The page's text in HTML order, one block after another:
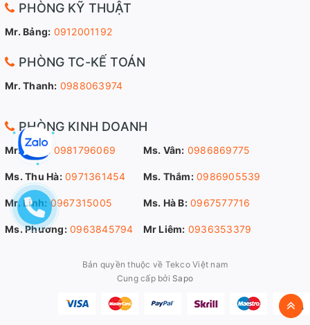
PHÒNG KỸ THUẬT
Mr. Bảng: 0912001192
PHÒNG TC-KẾ TOÁN
Mr. Thanh: 0988063974
PHÒNG KINH DOANH
Mr. Sang: 0981796069 Ms. Vân: 0986869775
Ms. Thu Hà: 0971361454 Ms. Thắm: 0986905539
Mr. Linh: 0967315005 Ms. Hà B: 0967577716
Ms. Phương: 0963845794 Mr Liêm: 0936353379
Bản quyền thuộc về Tekco Việt nam
Cung cấp bởi Sapo